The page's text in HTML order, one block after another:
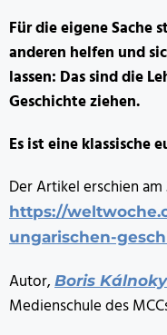
Für die eigene Sache
anderen helfen und
lassen: Das sind die
Geschichte ziehen.
Es ist eine klassische
Der Artikel erschien
https://
ungarischen-
Autor, Boris Kálnoky
Medienschule des